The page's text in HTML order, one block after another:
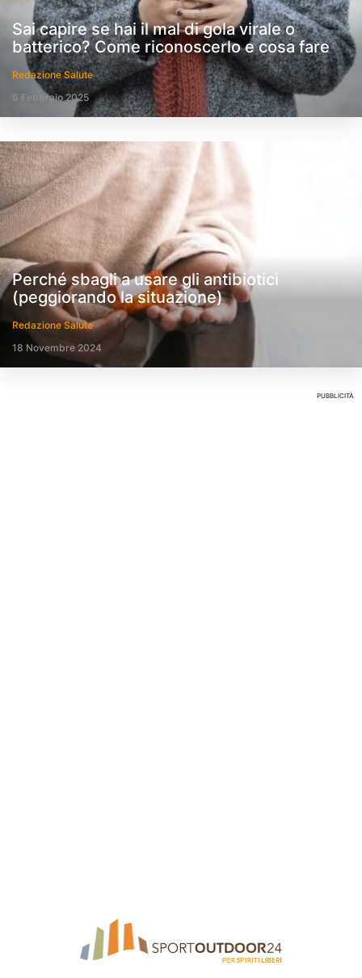
Sai capire se hai il mal di gola virale o
batterico? Come riconoscerlo e cosa fare
Redazione Salute
6 Febbraio 2025
Perché sbagli a usare gli antibiotici
(peggiorando la situazione)
Redazione Salute
18 Novembre 2024
PUBBLICITÀ